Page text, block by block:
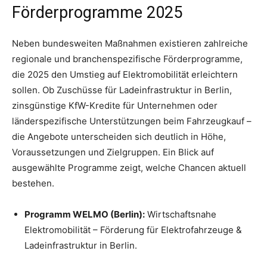
Förderprogramme 2025
Neben bundesweiten Maßnahmen existieren zahlreiche
regionale und branchenspezifische Förderprogramme,
die 2025 den Umstieg auf Elektromobilität erleichtern
sollen. Ob Zuschüsse für Ladeinfrastruktur in Berlin,
zinsgünstige KfW-Kredite für Unternehmen oder
länderspezifische Unterstützungen beim Fahrzeugkauf –
die Angebote unterscheiden sich deutlich in Höhe,
Voraussetzungen und Zielgruppen. Ein Blick auf
ausgewählte Programme zeigt, welche Chancen aktuell
bestehen.
Programm WELMO (Berlin): Wirtschaftsnahe
Elektromobilität – Förderung für Elektrofahrzeuge &
Ladeinfrastruktur in Berlin.